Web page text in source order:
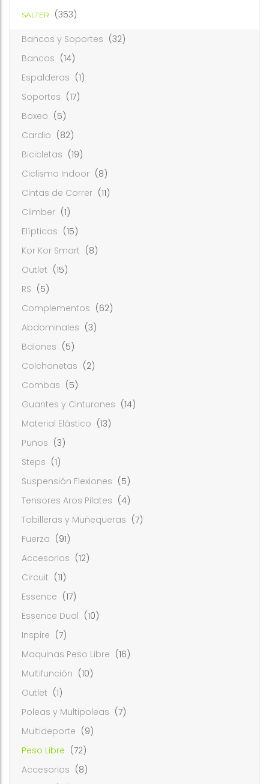
SALTER (353)
Bancos y Soportes (32)
Bancos (14)
Espalderas (1)
Soportes (17)
Boxeo (5)
Cardio (82)
Bicicletas (19)
Ciclismo Indoor (8)
Cintas de Correr (11)
Climber (1)
Elípticas (15)
Kor Kor Smart (8)
Outlet (15)
RS (5)
Complementos (62)
Abdominales (3)
Balones (5)
Colchonetas (2)
Combas (5)
Guantes y Cinturones (14)
Material Elástico (13)
Puños (3)
Steps (1)
Suspensión Flexiones (5)
Tensores Aros Pilates (4)
Tobilleras y Muñequeras (7)
Fuerza (91)
Accesorios (12)
Circuit (11)
Essence (17)
Essence Dual (10)
Inspire (7)
Maquinas Peso Libre (16)
Multifunción (10)
Outlet (1)
Poleas y Multipoleas (7)
Multideporte (9)
Peso Libre (72)
Accesorios (8)